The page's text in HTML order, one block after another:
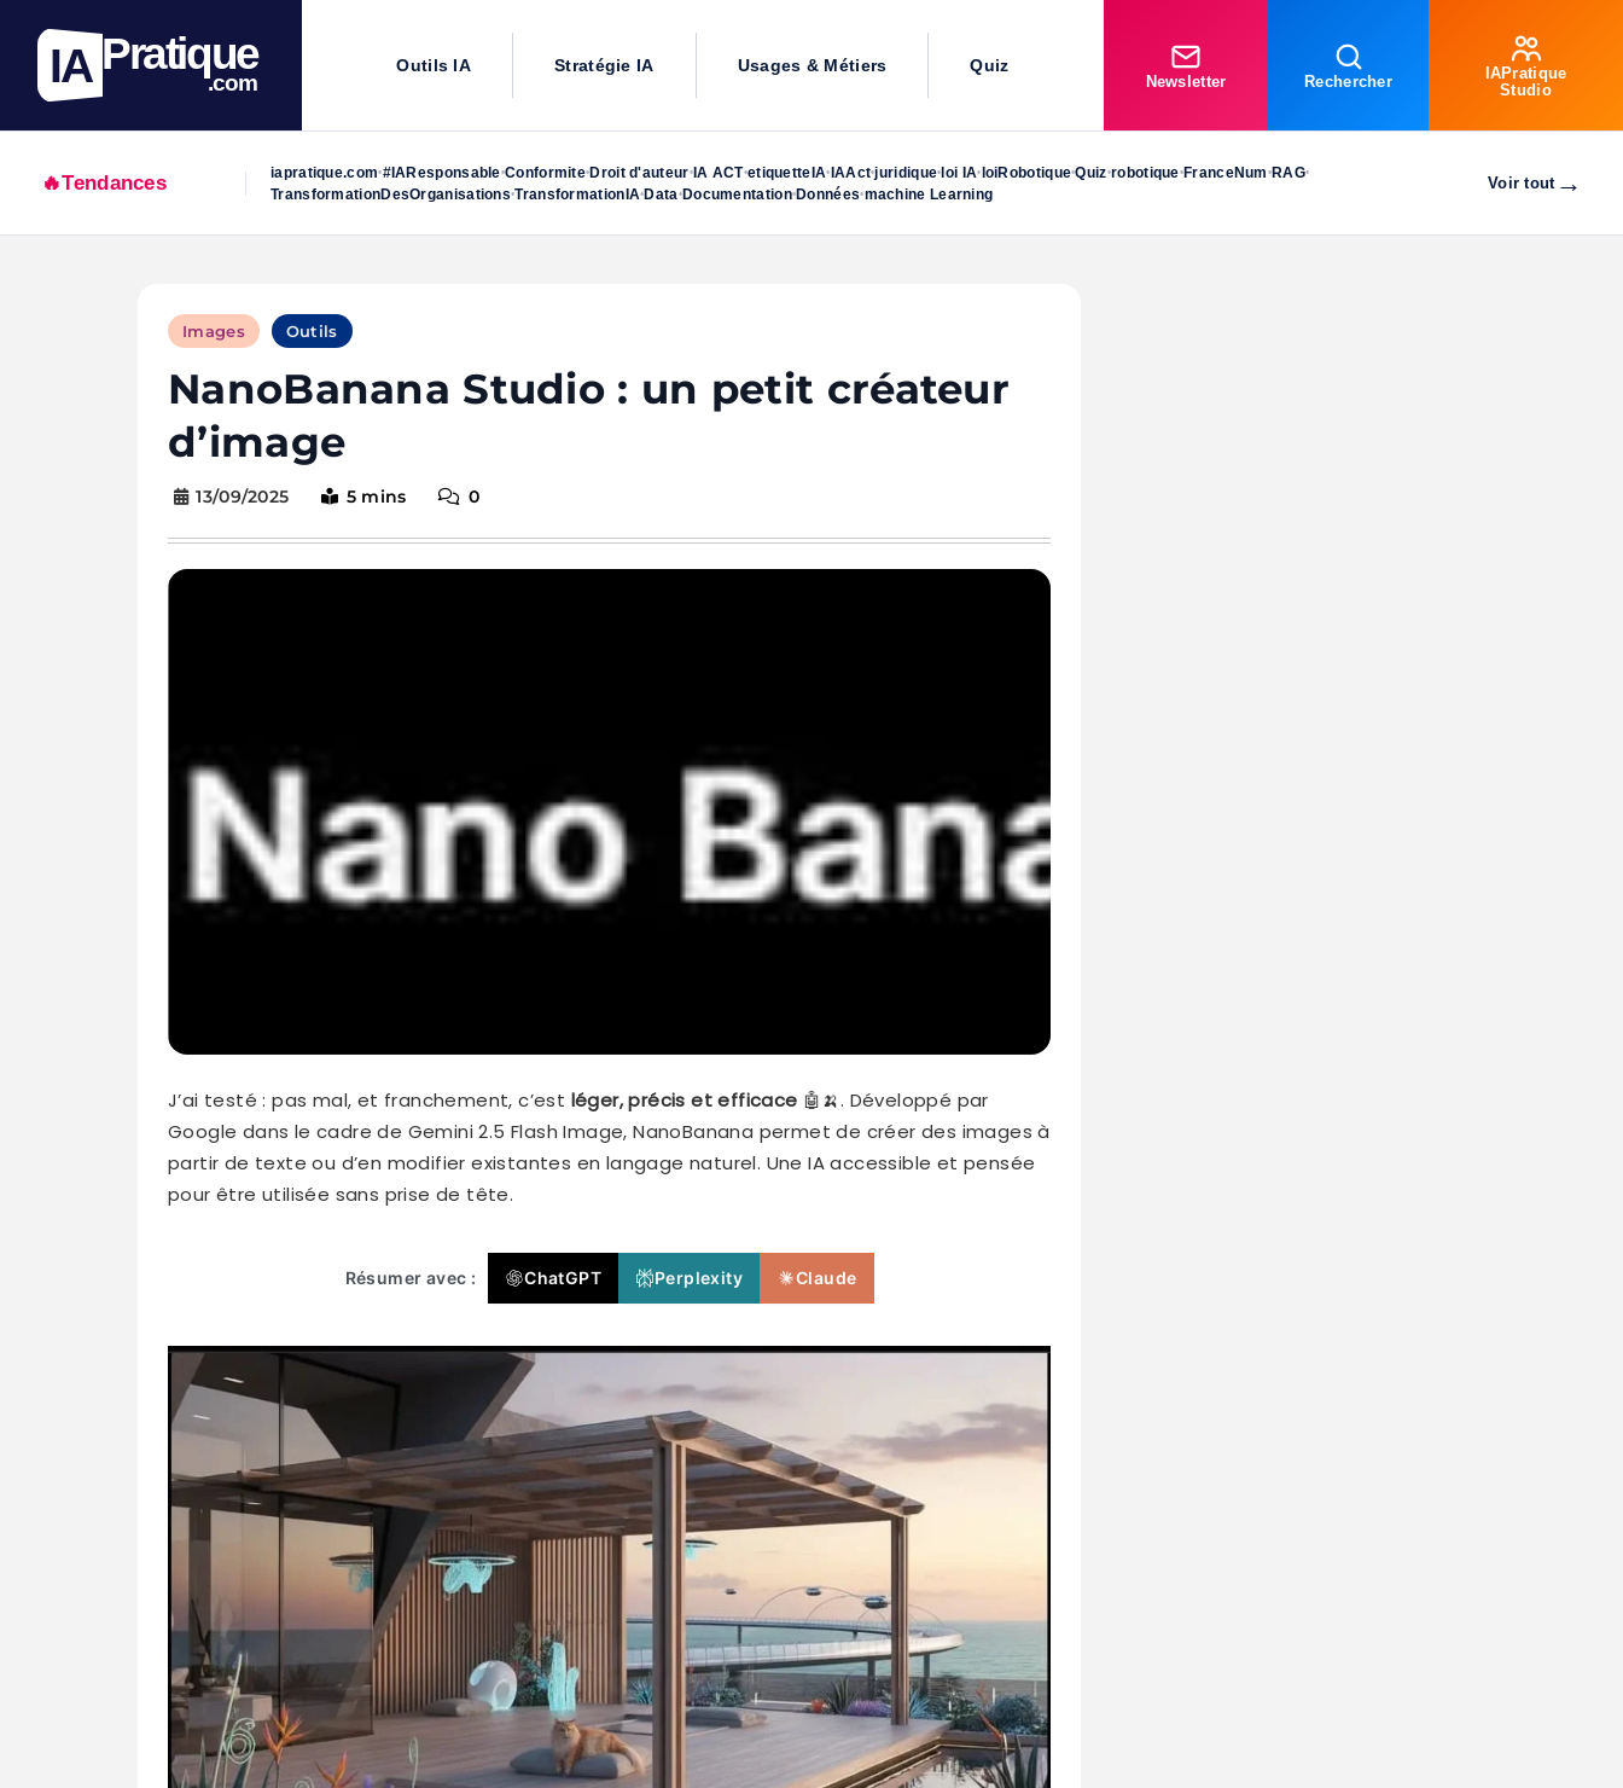
IA Pratique
.com
Outils IA Stratégie IA Usages & Métiers Quiz
Newsletter Rechercher
IAPratique
Studio
🔥Tendances iapratique.com•#IAResponsable•Conformite• Droit d'auteur•IA ACT•etiquetteIA• IAAct•juridique• loi IA• loiRobotique•Quiz•robotique• FranceNum • RAG•
TransformationDesOrganisations•TransformationIA• Data •Documentation• Données•machine Learning
Voir tout→
Images Outils
NanoBanana Studio : un petit créateur
d’image
13/09/2025 5 mins 0
J’ai testé : pas mal, et franchement, c’est léger, précis et efficace 🤖🍌. Développé par
Google dans le cadre de Gemini 2.5 Flash Image, NanoBanana permet de créer des images à
partir de texte ou d’en modifier existantes en langage naturel. Une IA accessible et pensée
pour être utilisée sans prise de tête.
Résumer avec : ChatGPT Perplexity Claude